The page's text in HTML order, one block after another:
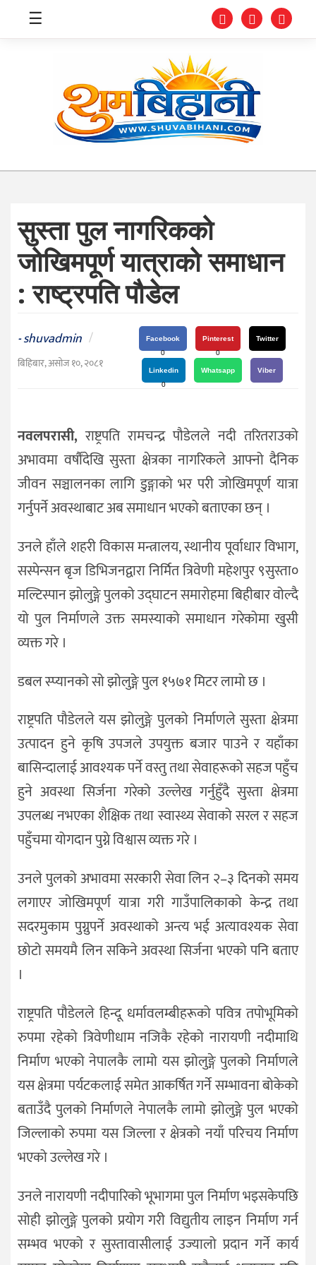
स्वास्थ्य
संघीय
प्रविधि
जीवनशैली
दर्शन
/
संस्कृति
राजनीति
☰
सुस्ता पुल नागरिकको
जोखिमपूर्ण यात्राको समाधान
: राष्ट्रपति पौडेल
-shuvadmin /
बिहिबार, असोज १०, २०८१
Facebook
0
Pinterest
0
Twitter
Linkedin
0
Whatsapp Viber
नवलपरासी, राष्ट्रपति रामचन्द्र पौडेलले नदी तरितराउको
अभावमा वर्षौंदेखि सुस्ता क्षेत्रका नागरिकले आफ्नो दैनिक
जीवन सञ्चालनका लागि डुङ्गाको भर परी जोखिमपूर्ण यात्रा
गर्नुपर्ने अवस्थाबाट अब समाधान भएको बताएका छन् ।
उनले हाँले शहरी विकास मन्त्रालय, स्थानीय पूर्वाधार विभाग,
सस्पेन्सन बृज डिभिजनद्वारा निर्मित त्रिवेणी महेशपुर ९सुस्ता०
मल्टिस्पान झोलुङ्गे पुलको उद्घाटन समारोहमा बिहीबार वोल्दै
यो पुल निर्माणले उक्त समस्याको समाधान गरेकोमा खुसी
व्यक्त गरे ।
डबल स्प्यानको सो झोलुङ्गे पुल १५७१ मिटर लामो छ ।
राष्ट्रपति पौडेलले यस झोलुङ्गे पुलको निर्माणले सुस्ता क्षेत्रमा
उत्पादन हुने कृषि उपजले उपयुक्त बजार पाउने र यहाँका
बासिन्दालाई आवश्यक पर्ने वस्तु तथा सेवाहरूको सहज पहुँच
हुने अवस्था सिर्जना गरेको उल्लेख गर्नुहुँदै सुस्ता क्षेत्रमा
उपलब्ध नभएका शैक्षिक तथा स्वास्थ्य सेवाको सरल र सहज
पहुँचमा योगदान पुग्ने विश्वास व्यक्त गरे ।
उनले पुलको अभावमा सरकारी सेवा लिन २–३ दिनको समय
लगाएर जोखिमपूर्ण यात्रा गरी गाउँपालिकाको केन्द्र तथा
सदरमुकाम पुग्नुपर्ने अवस्थाको अन्त्य भई अत्यावश्यक सेवा
छोटो समयमै लिन सकिने अवस्था सिर्जना भएको पनि बताए
।
राष्ट्रपति पौडेलले हिन्दू धर्मावलम्बीहरूको पवित्र तपोभूमिको
रुपमा रहेको त्रिवेणीधाम नजिकै रहेको नारायणी नदीमाथि
निर्माण भएको नेपालकै लामो यस झोलुङ्गे पुलको निर्माणले
यस क्षेत्रमा पर्यटकलाई समेत आकर्षित गर्ने सम्भावना बोकेको
बताउँदै पुलको निर्माणले नेपालकै लामो झोलुङ्गे पुल भएको
जिल्लाको रुपमा यस जिल्ला र क्षेत्रको नयाँ परिचय निर्माण
भएको उल्लेख गरे ।
उनले नारायणी नदीपारिको भूभागमा पुल निर्माण भइसकेपछि
सोही झोलुङ्गे पुलको प्रयोग गरी विद्युतीय लाइन निर्माण गर्न
सम्भव भएको र सुस्तावासीलाई उज्यालो प्रदान गर्ने कार्य